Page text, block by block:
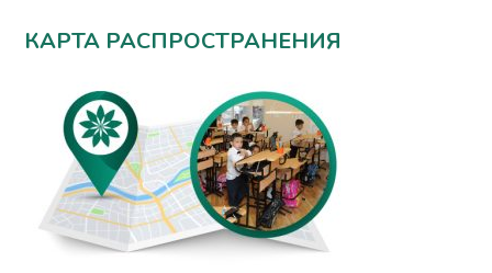
КАРТА РАСПРОСТРАНЕНИЯ